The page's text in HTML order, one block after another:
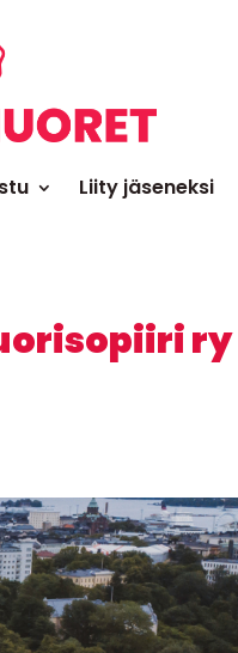
Liity jäseneksi
ry